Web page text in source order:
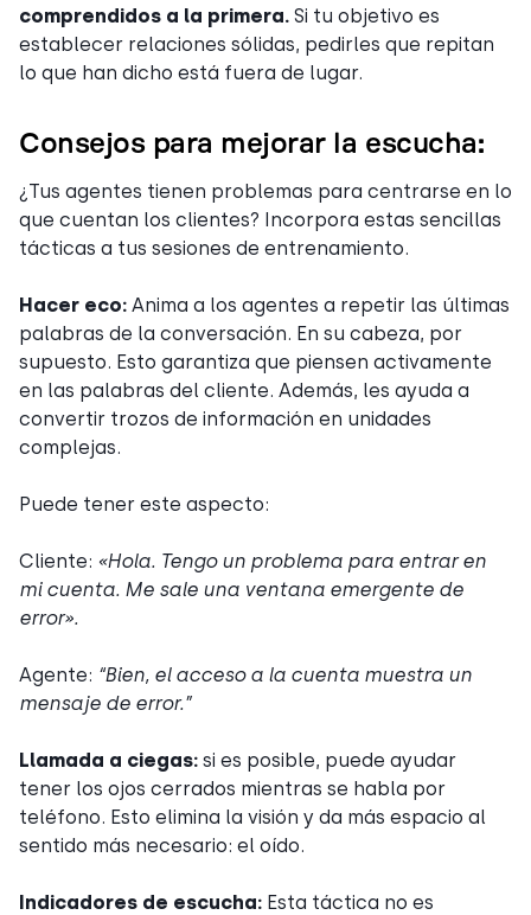
comprendidos a la primera. Si tu objetivo es
establecer relaciones sólidas, pedirles que repitan
lo que han dicho está fuera de lugar.
Consejos para mejorar la escucha:
¿Tus agentes tienen problemas para centrarse en lo
que cuentan los clientes? Incorpora estas sencillas
tácticas a tus sesiones de entrenamiento.
Hacer eco: Anima a los agentes a repetir las últimas
palabras de la conversación. En su cabeza, por
supuesto. Esto garantiza que piensen activamente
en las palabras del cliente. Además, les ayuda a
convertir trozos de información en unidades
complejas.
Puede tener este aspecto:
Cliente: «Hola. Tengo un problema para entrar en
mi cuenta. Me sale una ventana emergente de
error».
Agente: “Bien, el acceso a la cuenta muestra un
mensaje de error.”
Llamada a ciegas: si es posible, puede ayudar
tener los ojos cerrados mientras se habla por
teléfono. Esto elimina la visión y da más espacio al
sentido más necesario: el oído.
Indicadores de escucha: Esta táctica no es